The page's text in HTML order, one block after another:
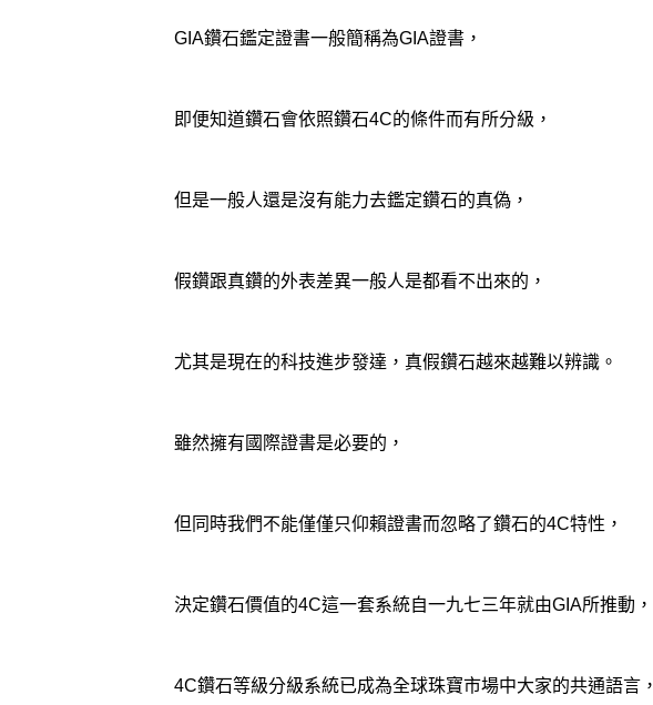
GIA鑽石鑑定證書一般簡稱為GIA證書，
即便知道鑽石會依照鑽石4C的條件而有所分級，
但是一般人還是沒有能力去鑑定鑽石的真偽，
假鑽跟真鑽的外表差異一般人是都看不出來的，
尤其是現在的科技進步發達，真假鑽石越來越難以辨識。
雖然擁有國際證書是必要的，
但同時我們不能僅僅只仰賴證書而忽略了鑽石的4C特性，
決定鑽石價值的4C這一套系統自一九七三年就由GIA所推動，
4C鑽石等級分級系統已成為全球珠寶市場中大家的共通語言，